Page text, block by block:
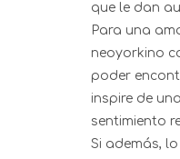
que le dan
Para una
neoyorkino
poder
inspire de
sentimiento
Si además,